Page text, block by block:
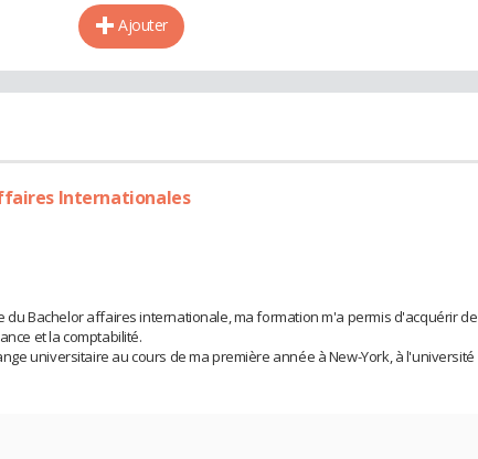
Ajouter
Internationales
du Bachelor affaires internationale, ma formation m'a permis d'acquérir de
et la comptabilité.
universitaire au cours de ma première année à New-York, à l'université